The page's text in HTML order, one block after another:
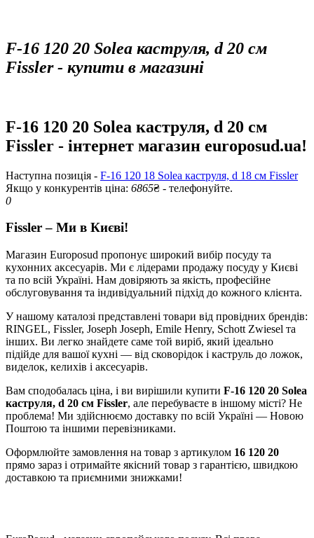
F-16 120 20 Solea каструля, d 20 см
Fissler - купити в магазині
F-16 120 20 Solea каструля, d 20 см
Fissler - інтернет магазин europosud.ua!
Наступна позиція - F-16 120 18 Solea каструля, d 18 см Fissler
Якщо у конкурентів ціна: 6865₴ - телефонуйте.
0
Fissler – Ми в Києві!
Магазин Europosud пропонує широкий вибір посуду та
кухонних аксесуарів. Ми є лідерами продажу посуду у Києві
та по всій Україні. Нам довіряють за якість, професійне
обслуговування та індивідуальний підхід до кожного клієнта.
У нашому каталозі представлені товари від провідних брендів:
RINGEL, Fissler, Joseph Joseph, Emile Henry, Schott Zwiesel та
інших. Ви легко знайдете саме той виріб, який ідеально
підійде для вашої кухні — від сковорідок і каструль до ложок,
виделок, келихів і аксесуарів.
Вам сподобалась ціна, і ви вирішили купити F-16 120 20 Solea
каструля, d 20 см Fissler, але перебуваєте в іншому місті? Не
проблема! Ми здійснюємо доставку по всій Україні — Новою
Поштою та іншими перевізниками.
Оформлюйте замовлення на товар з артикулом 16 120 20
прямо зараз і отримайте якісний товар з гарантією, швидкою
доставкою та приємними знижками!